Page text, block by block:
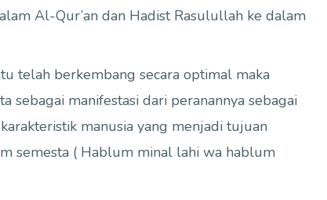
Al-Qur’an dan Hadist Rasulullah ke dalam
telah berkembang secara optimal maka
sebagai manifestasi dari peranannya sebagai
manusia yang menjadi tujuan
semesta ( Hablum minal lahi wa hablum